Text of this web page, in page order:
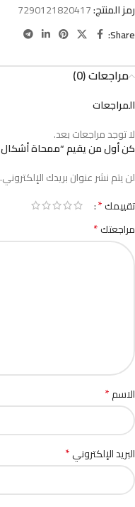
رمز المنتج:7290121820417
Share:
مراجعات (0)
المراجعات
لا توجد مراجعات بعد.
كن أول من يقيم “ممحاة
لن يتم نشر عنوان بريدك الإلكتروني.
تقييمك*
مراجعتك*
الاسم*
البريد الإلكتروني*